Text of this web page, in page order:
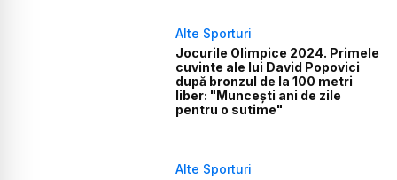
Alte Sporturi
Jocurile Olimpice 2024. Primele
cuvinte ale lui David Popovici
după bronzul de la 100 metri
liber: "Muncești ani de zile
pentru o sutime"
Alte Sporturi